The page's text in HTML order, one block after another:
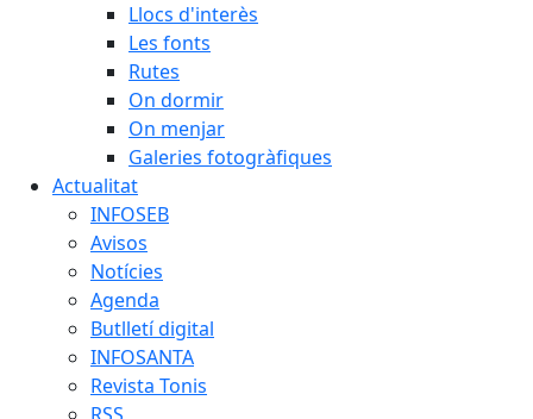
Llocs d'interès
Les fonts
Rutes
On dormir
On menjar
Galeries fotogràfiques
Actualitat
INFOSEB
Avisos
Notícies
Agenda
Butlletí digital
INFOSANTA
Revista Tonis